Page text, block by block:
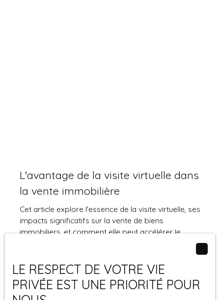
L'avantage de la visite virtuelle dans
la vente immobilière
Cet article explore l'essence de la visite virtuelle, ses
impacts significatifs sur la vente de biens
immobiliers, et comment elle peut accélérer le
Publié le 22/05/2024
LE RESPECT DE VOTRE VIE
PRIVÉE EST UNE PRIORITÉ POUR